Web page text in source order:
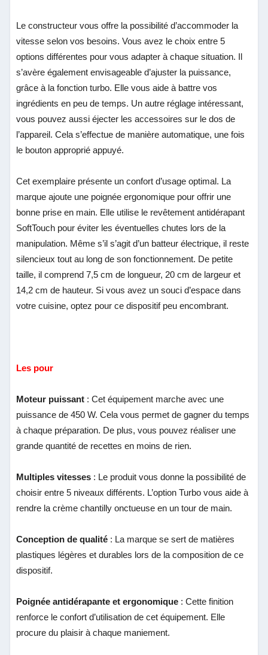
Le constructeur vous offre la possibilité d’accommoder la
vitesse selon vos besoins. Vous avez le choix entre 5
options différentes pour vous adapter à chaque situation. Il
s’avère également envisageable d’ajuster la puissance,
grâce à la fonction turbo. Elle vous aide à battre vos
ingrédients en peu de temps. Un autre réglage intéressant,
vous pouvez aussi éjecter les accessoires sur le dos de
l’appareil. Cela s’effectue de manière automatique, une fois
le bouton approprié appuyé.
Cet exemplaire présente un confort d’usage optimal. La
marque ajoute une poignée ergonomique pour offrir une
bonne prise en main. Elle utilise le revêtement antidérapant
SoftTouch pour éviter les éventuelles chutes lors de la
manipulation. Même s’il s’agit d’un batteur électrique, il reste
silencieux tout au long de son fonctionnement. De petite
taille, il comprend 7,5 cm de longueur, 20 cm de largeur et
14,2 cm de hauteur. Si vous avez un souci d’espace dans
votre cuisine, optez pour ce dispositif peu encombrant.
Les pour
Moteur puissant : Cet équipement marche avec une
puissance de 450 W. Cela vous permet de gagner du temps
à chaque préparation. De plus, vous pouvez réaliser une
grande quantité de recettes en moins de rien.
Multiples vitesses : Le produit vous donne la possibilité de
choisir entre 5 niveaux différents. L’option Turbo vous aide à
rendre la crème chantilly onctueuse en un tour de main.
Conception de qualité : La marque se sert de matières
plastiques légères et durables lors de la composition de ce
dispositif.
Poignée antidérapante et ergonomique : Cette finition
renforce le confort d’utilisation de cet équipement. Elle
procure du plaisir à chaque maniement.